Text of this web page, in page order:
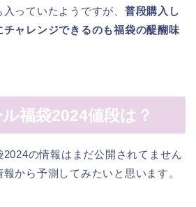
っていたようですが、 普段購入し
ャレンジできるのも福袋の醍醐味
福袋2024値段は？
の情報はまだ公開されてません
から予測してみたいと思います。